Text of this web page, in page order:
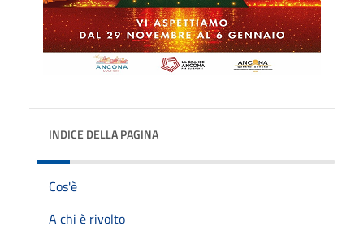
INDICE DELLA PAGINA
Cos'è
A chi è rivolto